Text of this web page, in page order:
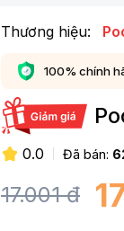
Thương hiệu:
100% chính
0.0 Đã bán:
17.001đ